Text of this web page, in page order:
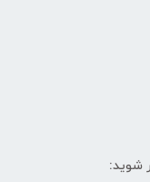
شوید: